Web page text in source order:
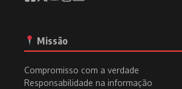
Missão
Compromisso com a verdade
Responsabilidade na informação